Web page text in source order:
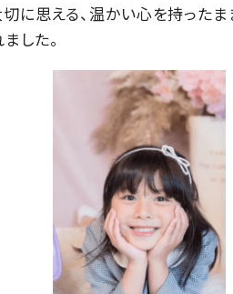
に思える、温かい心を持った
した。